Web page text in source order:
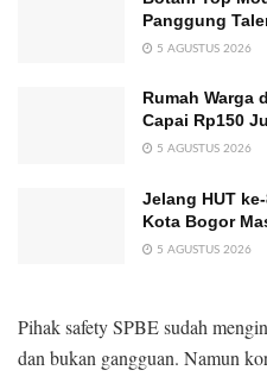
Panggung
5 AGUSTUS 2026
Rumah Warga
Capai Rp150
5 AGUSTUS 2026
Jelang HUT
Kota Bogor
5 AGUSTUS 2026
Pihak safety SPBE sudah
dan bukan gangguan. Namun